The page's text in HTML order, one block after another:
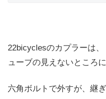
22bicyclesのカプラーは
ューブの見えないところ
六角ボルトで外すが、継